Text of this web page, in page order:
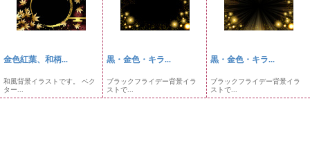
金色紅葉、和柄...
和風背景イラストです。 ベク
ター...
黒・金色・キラ...
ブラックフライデー背景イラ
ストで...
黒・金色・キラ...
ブラックフライデー背景イラ
ストで...